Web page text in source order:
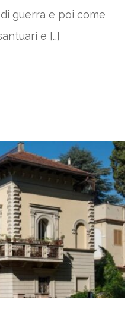
guerra e poi come
e […]